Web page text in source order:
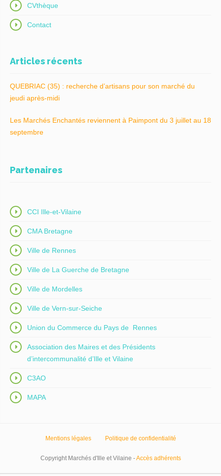
CVthèque
Contact
Articles récents
QUEBRIAC (35) : recherche d’artisans pour son marché du
jeudi après-midi
Les Marchés Enchantés reviennent à Paimpont du 3 juillet au 18
septembre
Partenaires
CCI Ille-et-Vilaine
CMA Bretagne
Ville de Rennes
Ville de La Guerche de Bretagne
Ville de Mordelles
Ville de Vern-sur-Seiche
Union du Commerce du Pays de Rennes
Association des Maires et des Présidents
d’intercommunalité d’Ille et Vilaine
C3AO
MAPA
Mentions légales Politique de confidentialité
Copyright Marchés d'Ille et Vilaine -Accès adhérents